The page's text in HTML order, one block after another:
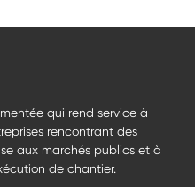
qui rend service à
rencontrant des
aux marchés publics et à
de chantier.